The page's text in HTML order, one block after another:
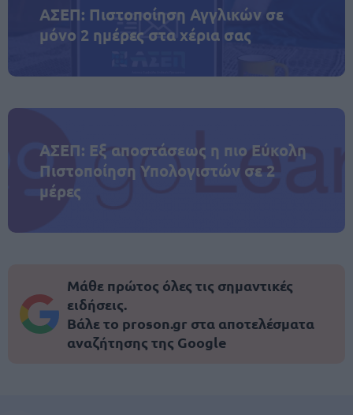
ΑΣΕΠ: Πιστοποίηση Αγγλικών σε
μόνο 2 ημέρες στα χέρια σας
ΑΣΕΠ: Εξ αποστάσεως η πιο Εύκολη
Πιστοποίηση Υπολογιστών σε 2
μέρες
Μάθε πρώτος όλες τις σημαντικές
ειδήσεις.
Βάλε το proson.gr στα αποτελέσματα
αναζήτησης της Google